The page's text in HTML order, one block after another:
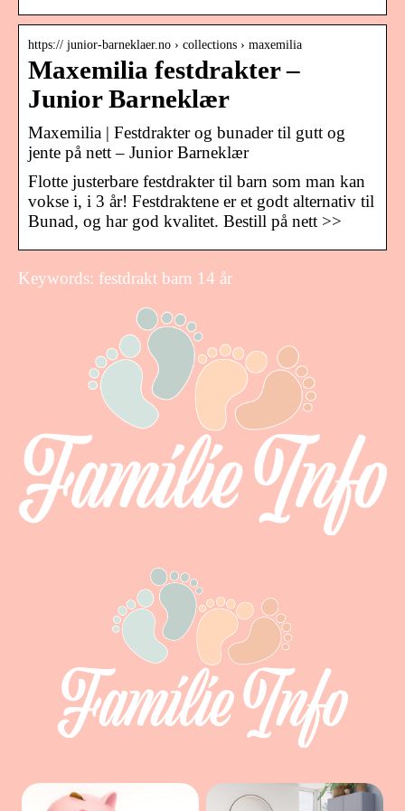
https:// junior-barneklaer.no › collections › maxemilia
Maxemilia festdrakter –
Junior Barneklær
Maxemilia | Festdrakter og bunader til gutt og
jente på nett – Junior Barneklær
Flotte justerbare festdrakter til barn som man kan
vokse i, i 3 år! Festdraktene er et godt alternativ til
Bunad, og har god kvalitet. Bestill på nett >>
Keywords: festdrakt barn 14 år